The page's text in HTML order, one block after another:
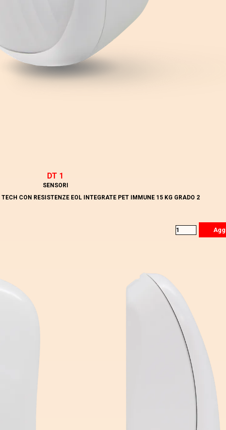
DT 1
SENSORI
TECH CON RESISTENZE EOL INTEGRATE PET IMMUNE 15 KG GRADO 2